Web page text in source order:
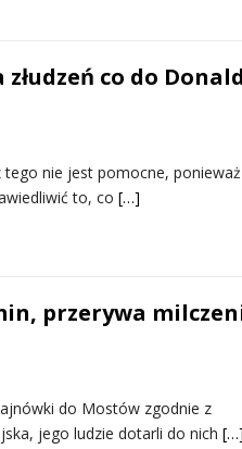
złudzeń co do
nie jest pomocne, ponieważ
to, co […]
przerywa
do Mostów zgodnie z
jego ludzie dotarli do nich […]